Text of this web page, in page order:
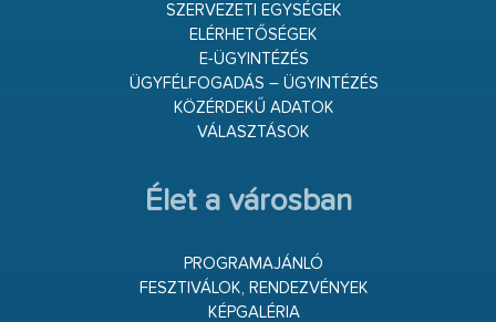
SZERVEZETI EGYSÉGEK
ELÉRHETŐSÉGEK
E-ÜGYINTÉZÉS
ÜGYFÉLFOGADÁS – ÜGYINTÉZÉS
KÖZÉRDEKŰ ADATOK
VÁLASZTÁSOK
Élet a városban
PROGRAMAJÁNLÓ
FESZTIVÁLOK, RENDEZVÉNYEK
KÉPGALÉRIA